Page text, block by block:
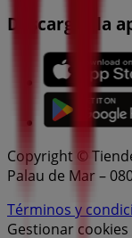
Descargar la
Copyright ©
Palau de Mar –
Términos y
Gestionar cookies